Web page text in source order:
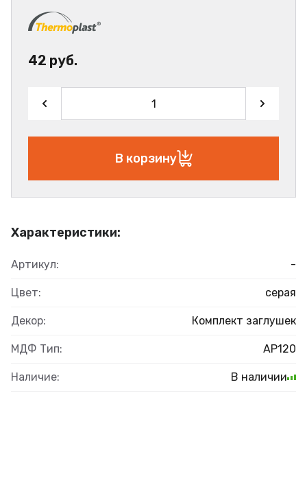
Характеристики:
Артикул: -
Цвет: серая
Декор: Комплект заглушек
МДФ Тип: AP120
Наличие: В наличии
42 руб.
В корзину